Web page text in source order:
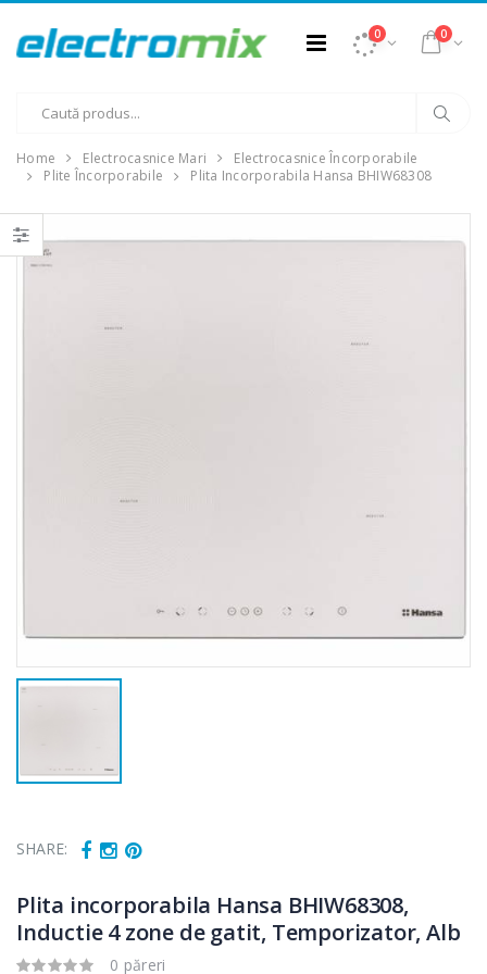
0 0
Home Electrocasnice Mari
Electrocasnice Încorporabile
Plite Încorporabile
Plita Incorporabila Hansa BHIW68308
SHARE:
Plita incorporabila Hansa BHIW68308,
Inductie 4 zone de gatit, Temporizator, Alb
0 păreri
Cuptor cu